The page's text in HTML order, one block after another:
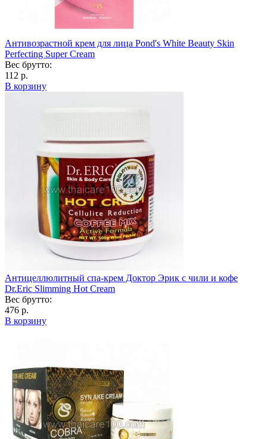
Антивозрастной крем для лица Pond's White Beauty Skin
Perfecting Super Cream
Вес брутто:
112 р.
В корзину
Антицеллюлитный спа-крем Доктор Эрик с чили и кофе
Dr.Eric Slimming Hot Cream
Вес брутто:
476 р.
В корзину